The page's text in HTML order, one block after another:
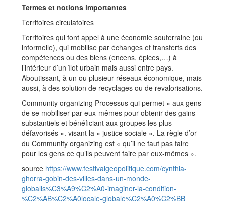
Termes et notions importantes
Territoires circulatoires
Territoires qui font appel à une économie souterraine (ou
informelle), qui mobilise par échanges et transferts des
compétences ou des biens (encens, épices,…) à
l’intérieur d’un îlot urbain mais aussi entre pays.
Aboutissant, à un ou plusieur réseaux économique, mais
aussi, à des solution de recyclages ou de revalorisations.
Community organizing Processus qui permet « aux gens
de se mobiliser par eux-mêmes pour obtenir des gains
substantiels et bénéficiant aux groupes les plus
défavorisés ». visant la « justice sociale ». La règle d’or
du Community organizing est « qu’il ne faut pas faire
pour les gens ce qu’ils peuvent faire par eux-mêmes ».
source https://www.festivalgeopolitique.com/cynthia-
ghorra-gobin-des-villes-dans-un-monde-
globalis%C3%A9%C2%A0-imaginer-la-condition-
%C2%AB%C2%A0locale-globale%C2%A0%C2%BB